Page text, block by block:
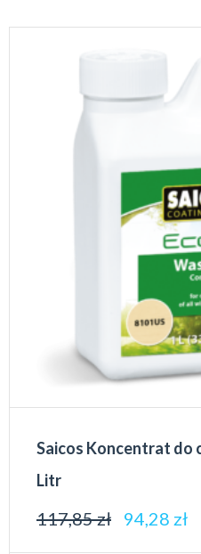
Saicos Koncentrat do
Litr
117,85zł 94,28 zł